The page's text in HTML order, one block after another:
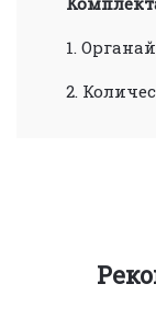
1.
2.